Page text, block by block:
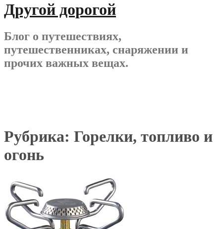
Другой дорогой
Блог о путешествиях,
путешественниках, снаряжении и
прочих важных вещах.
Рубрика: Горелки, топливо и
огонь